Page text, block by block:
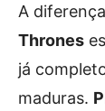
A
Thrones
já
maduras.